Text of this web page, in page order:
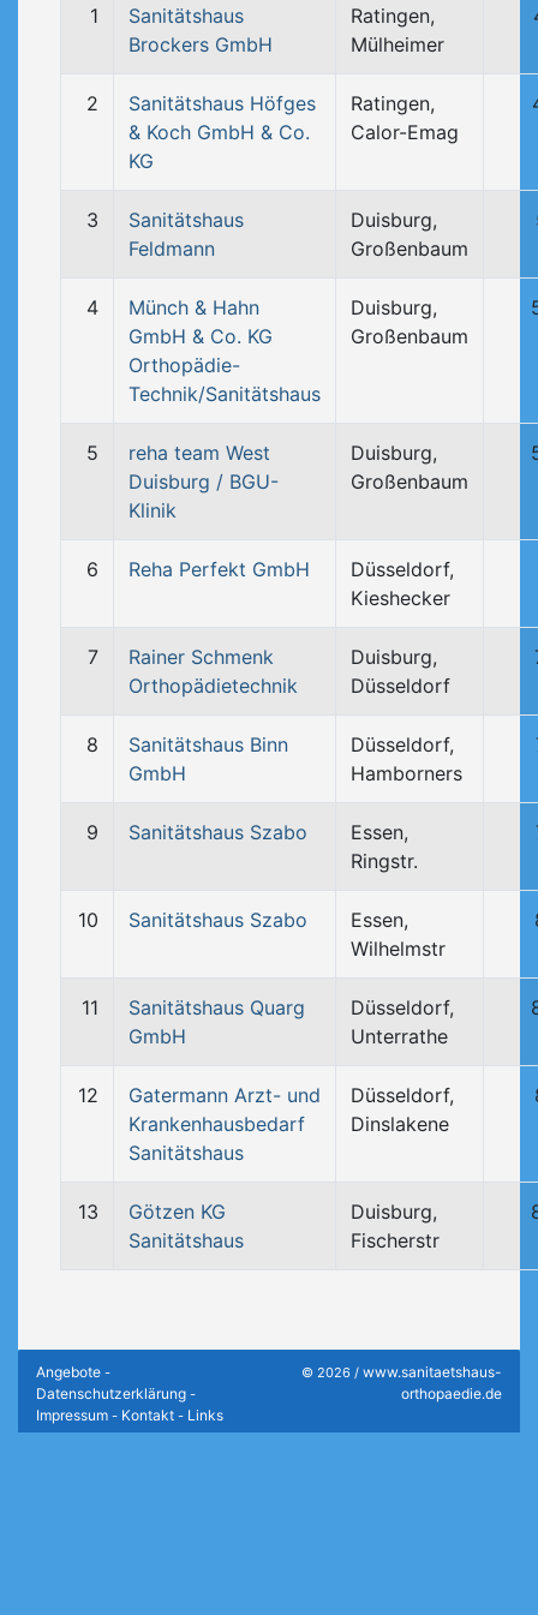
1
Sanitätshaus
Brockers GmbH
Ratingen,
Mülheimer
2
Sanitätshaus Höfges
& Koch GmbH & Co.
KG
Ratingen,
Calor-Emag
3
Sanitätshaus
Feldmann
Duisburg,
Großenbaum
4
Münch & Hahn
GmbH & Co. KG
Orthopädie-
Technik/Sanitätshaus
Duisburg,
Großenbaum
5
reha team West
Duisburg / BGU-
Klinik
Duisburg,
Großenbaum
6 Reha Perfekt GmbH
Düsseldorf,
Kieshecker
7
Rainer Schmenk
Orthopädietechnik
Duisburg,
Düsseldorf
8
Sanitätshaus Binn
GmbH
Düsseldorf,
Hamborners
9 Sanitätshaus Szabo
Essen,
Ringstr.
10 Sanitätshaus Szabo
Essen,
Wilhelmstr
11
Sanitätshaus Quarg
GmbH
Düsseldorf,
Unterrathe
12
Gatermann Arzt- und
Krankenhausbedarf
Sanitätshaus
Düsseldorf,
Dinslakene
13
Götzen KG
Sanitätshaus
Duisburg,
Fischerstr
Angebote -
Datenschutzerklärung -
Impressum - Kontakt - Links
© 2026 / www.sanitaetshaus-
orthopaedie.de